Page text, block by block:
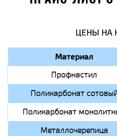
ЦЕНЫ НА
Материал
Профнастил
Поликарбонат
Поликарбонат
Металлочерепица